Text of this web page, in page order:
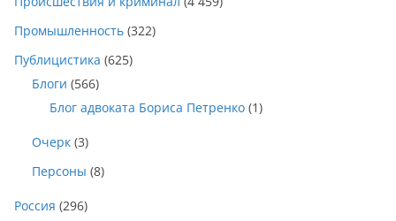
Промышленность (322)
Публицистика (625)
Блоги (566)
Блог адвоката Бориса Петренко (1)
Очерк (3)
Персоны (8)
Россия (296)